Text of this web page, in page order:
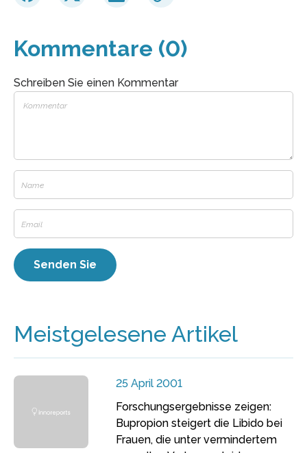
Kommentare (0)
Schreiben Sie einen Kommentar
Meistgelesene Artikel
25 April 2001
Forschungsergebnisse zeigen:
Bupropion steigert die Libido bei
Frauen, die unter vermindertem